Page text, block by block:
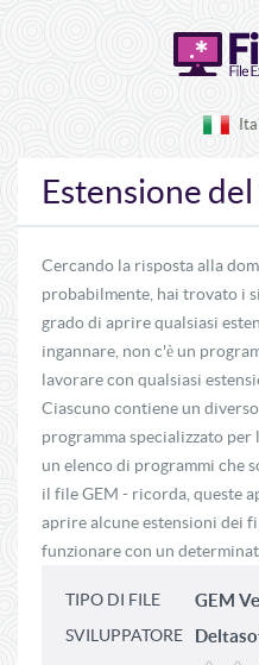
Estensione
Cercando la risposta alla
probabilmente, hai trovato i
grado di aprire qualsiasi
ingannare, non c'è un
lavorare con qualsiasi
Ciascuno contiene un
programma specializzato
un elenco di programmi che
il file GEM - ricorda, queste
aprire alcune estensioni dei
funzionare con un
TIPO DI FILE GEM
SVILUPPATORE